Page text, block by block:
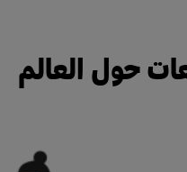
حول العالم